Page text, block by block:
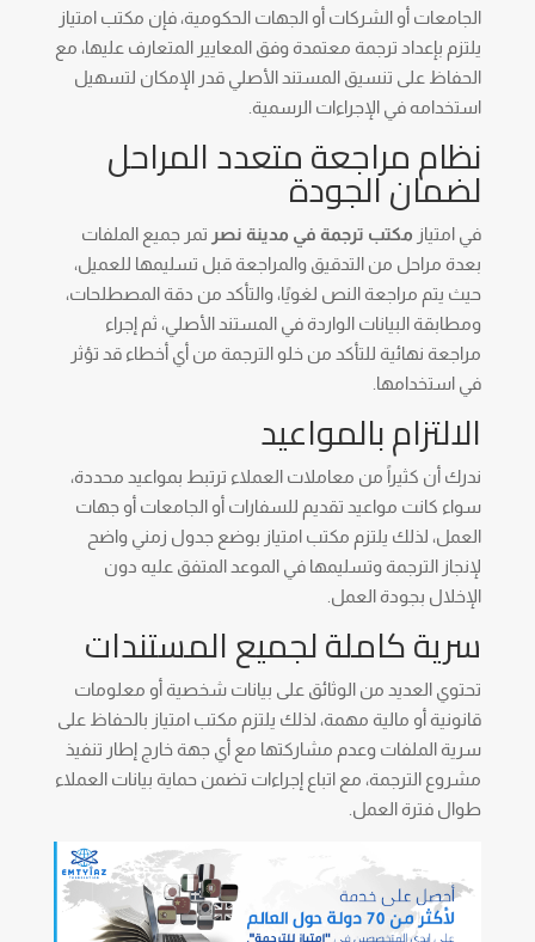
الجامعات أو الشركات أو الجهات الحكومية، فإن مكتب امتياز
يلتزم بإعداد ترجمة معتمدة وفق المعايير المتعارف عليها، مع
الحفاظ على تنسيق المستند الأصلي قدر الإمكان لتسهيل
استخدامه في الإجراءات الرسمية.
نظام مراجعة متعدد المراحل
لضمان الجودة
في امتياز مكتب ترجمة في مدينة نصر تمر جميع الملفات
بعدة مراحل من التدقيق والمراجعة قبل تسليمها للعميل،
حيث يتم مراجعة النص لغويًا، والتأكد من دقة المصطلحات،
ومطابقة البيانات الواردة في المستند الأصلي، ثم إجراء
مراجعة نهائية للتأكد من خلو الترجمة من أي أخطاء قد تؤثر
في استخدامها.
الالتزام بالمواعيد
ندرك أن كثيراً من معاملات العملاء ترتبط بمواعيد محددة،
سواء كانت مواعيد تقديم للسفارات أو الجامعات أو جهات
العمل، لذلك يلتزم مكتب امتياز بوضع جدول زمني واضح
لإنجاز الترجمة وتسليمها في الموعد المتفق عليه دون
الإخلال بجودة العمل.
سرية كاملة لجميع المستندات
تحتوي العديد من الوثائق على بيانات شخصية أو معلومات
قانونية أو مالية مهمة، لذلك يلتزم مكتب امتياز بالحفاظ على
سرية الملفات وعدم مشاركتها مع أي جهة خارج إطار تنفيذ
مشروع الترجمة، مع اتباع إجراءات تضمن حماية بيانات العملاء
طوال فترة العمل.